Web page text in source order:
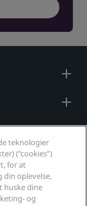
teknologier
(“cookies”)
for at
din oplevelse,
huske dine
og